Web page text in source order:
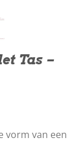
Tas –
vorm van een